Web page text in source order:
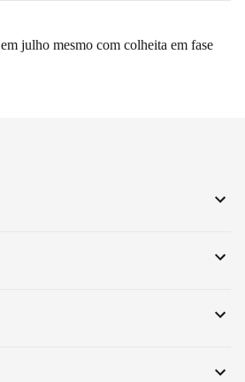
julho mesmo com colheita em fase